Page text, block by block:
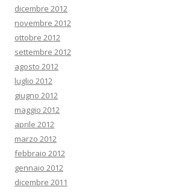
dicembre 2012
novembre 2012
ottobre 2012
settembre 2012
agosto 2012
luglio 2012
giugno 2012
maggio 2012
aprile 2012
marzo 2012
febbraio 2012
gennaio 2012
dicembre 2011